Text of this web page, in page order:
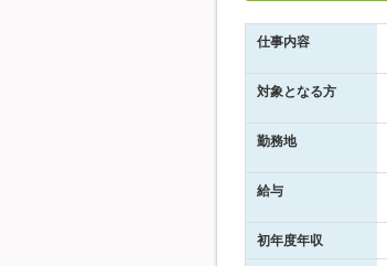
仕事内容
対象となる方
勤務地
給与
初年度年収